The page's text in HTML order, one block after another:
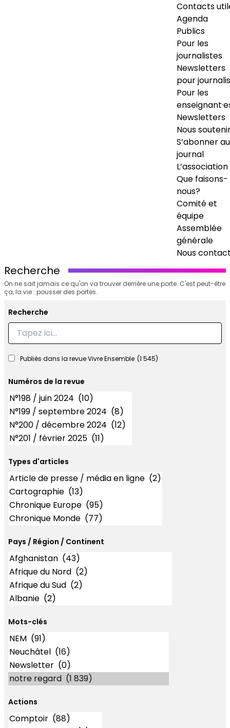
Contacts
Agenda
Publics
Pour les
journalistes
Newsletters
pour
Pour les
Newsletters
Nous
S’abonner au
journal
L’association
Que faisons-
nous?
Comité et
équipe
Assemblée
générale
Nous
Recherche
On ne sait jamais ce qu'on va trouver derrière une porte. C'est peut-être
ça, la vie : pousser des portes.
Recherche
Recherche
Publiés dans la revue Vivre Ensemble (1 545)
Numéros de la revue
Numéros
Types d'articles
Types d'articles
Pays / Région / Continent
Mots-clés
Mots-clés
Actions
Actions